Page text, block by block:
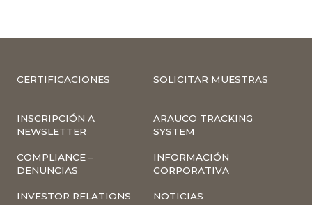
CERTIFICACIONES SOLICITAR MUESTRAS
INSCRIPCIÓN A
NEWSLETTER
ARAUCO TRACKING
SYSTEM
COMPLIANCE –
DENUNCIAS
INFORMACIÓN
CORPORATIVA
INVESTOR RELATIONS NOTICIAS